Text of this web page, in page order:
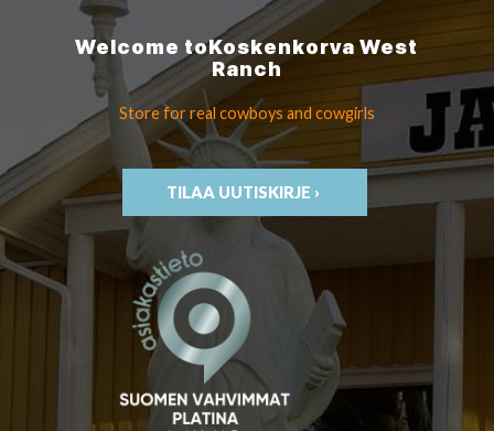
Welcome toKoskenkorvaWest
Ranch
Store for real cowboys and cowgirls
TILAA UUTISKIRJE ›